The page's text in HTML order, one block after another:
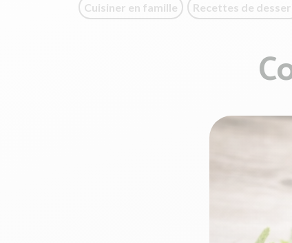
Cuisiner en famille Recettes de